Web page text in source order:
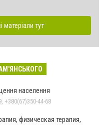
матеріали тут
населення
+380(67)350-44-68
физическая терапия,